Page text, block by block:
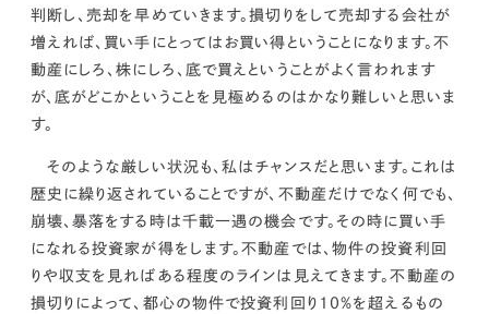
判断し、売却を早めていきます。損切りをして売却する会社が
増えれば、買い手にとってはお買い得ということになります。 不
動産にしろ、株にしろ、底で買えということがよく言われます
が、底がどこかということを見極めるのはかなり難しいと思いま
す。
そのような厳しい状況も、私はチャンスだと思います。これは
歴史に繰り返されていることですが、 不動産だけでなく何でも、
崩壊、暴落をする時は千載一遇の機会です。その時に買い手
になれる投資家が得をします。不動産では、物件の投資利回
りや収支を見ればある程度のラインは見えてきます。不動産の
損切りによって、都心の物件で投資利回り10％を超えるもの